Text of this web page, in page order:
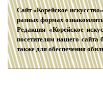
Сайт «Корейское
разных формах
Редакция «Корейское
посетителям нашего сайта
также для обеспечения